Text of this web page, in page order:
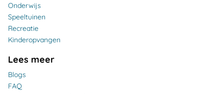
Onderwijs
Speeltuinen
Recreatie
Kinderopvangen
Lees meer
Blogs
FAQ